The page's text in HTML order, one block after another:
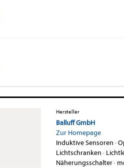
Hersteller
Balluff GmbH
Zur Homepage
Induktive Sensoren ·
Lichtschranken ·
Näherungsschalter·